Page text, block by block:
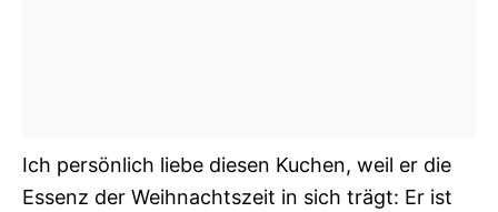
Ich persönlich liebe diesen Kuchen, weil er die
Essenz der Weihnachtszeit in sich trägt: Er ist